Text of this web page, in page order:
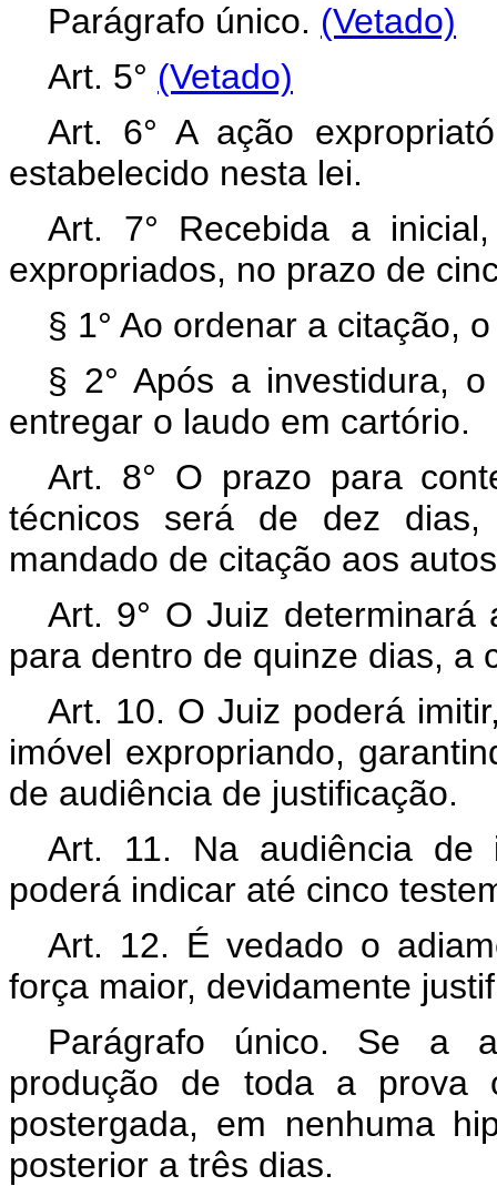
Parágrafo único. (Vetado)
Art. 5° (Vetado)
Art. 6° A ação
estabelecido nesta lei.
Art. 7° Recebida a
expropriados, no prazo de
§ 1° Ao ordenar a citação,
§ 2° Após a investidura,
entregar o laudo em cartório.
Art. 8° O prazo para
técnicos será de dez
mandado de citação aos
Art. 9° O Juiz determinará
para dentro de quinze dias, a
Art. 10. O Juiz poderá
imóvel expropriando,
de audiência de justificação.
Art. 11. Na audiência de
poderá indicar até cinco
Art. 12. É vedado o
força maior, devidamente
Parágrafo único. Se a
produção de toda a
postergada, em nenhuma
posterior a três dias.